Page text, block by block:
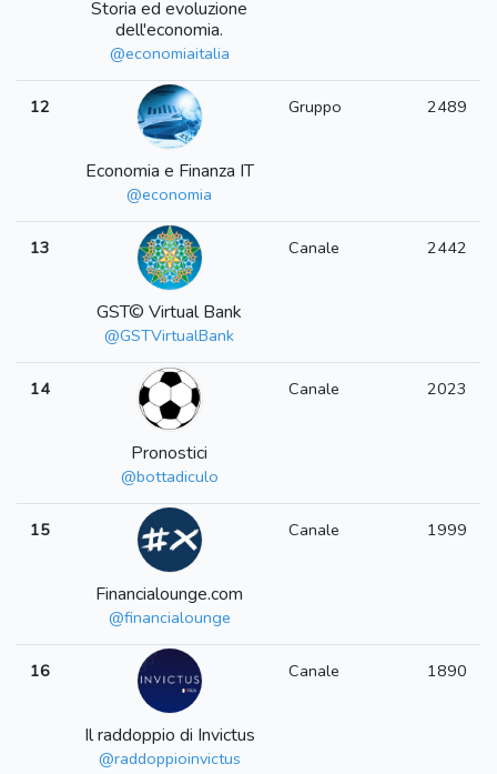
Storia ed evoluzione
dell'economia.
@economiaitalia
12
Economia e Finanza IT
@economia
Gruppo 2489
13
GST© Virtual Bank
@GSTVirtualBank
Canale 2442
14
Pronostici
@bottadiculo
Canale 2023
15
Financialounge.com
@financialounge
Canale 1999
16
Il raddoppio di Invictus
@raddoppioinvictus
Canale 1890